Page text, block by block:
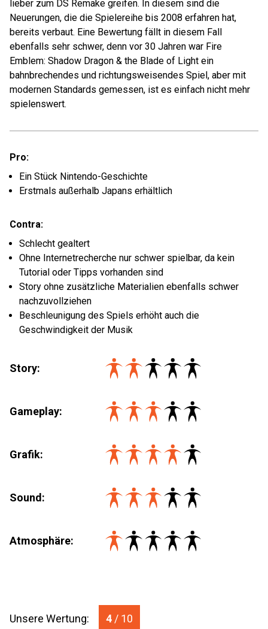
lieber zum DS Remake greifen. In diesem sind die
Neuerungen, die die Spielereihe bis 2008 erfahren hat,
bereits verbaut. Eine Bewertung fällt in diesem Fall
ebenfalls sehr schwer, denn vor 30 Jahren war Fire
Emblem: Shadow Dragon & the Blade of Light ein
bahnbrechendes und richtungsweisendes Spiel, aber mit
modernen Standards gemessen, ist es einfach nicht mehr
spielenswert.
Pro:
Ein Stück Nintendo-Geschichte
Erstmals außerhalb Japans erhältlich
Contra:
Schlecht gealtert
Ohne Internetrecherche nur schwer spielbar, da kein
Tutorial oder Tipps vorhanden sind
Story ohne zusätzliche Materialien ebenfalls schwer
nachzuvollziehen
Beschleunigung des Spiels erhöht auch die
Geschwindigkeit der Musik
Story:
Gameplay:
Grafik:
Sound:
Atmosphäre:
Unsere Wertung: 4 / 10